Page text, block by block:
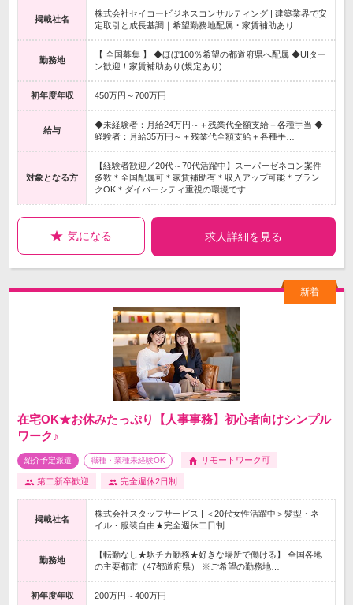
掲載社名
株式会社セイコービジネスコンサルティング | 建築業界で安
定取引と成長基調｜希望勤務地配属・家賃補助あり
勤務地
【 全国募集 】 ◆ほぼ100％希望の都道府県へ配属 ◆UIター
ン歓迎！家賃補助あり(規定あり)…
初年度年収 450万円～700万円
給与
◆未経験者：月給24万円～＋残業代全額支給＋各種手当 ◆
経験者：月給35万円～＋残業代全額支給＋各種手…
対象となる方
【経験者歓迎／20代～70代活躍中】スーパーゼネコン案件
多数＊全国配属可＊家賃補助有＊収入アップ可能＊ブラン
クOK＊ダイバーシティ重視の環境です
気になる 求人詳細を見る
在宅OK★お休みたっぷり【人事事務】初心者向けシンプル
ワーク♪
紹介予定派遣 職種・業種未経験OK リモートワーク可
第二新卒歓迎 完全週休2日制
掲載社名
株式会社スタッフサービス | ＜20代女性活躍中＞髪型・ネ
イル・服装自由★完全週休二日制
勤務地
【転勤なし★駅チカ勤務★好きな場所で働ける】 全国各地
の主要都市（47都道府県） ※ご希望の勤務地…
初年度年収 200万円～400万円